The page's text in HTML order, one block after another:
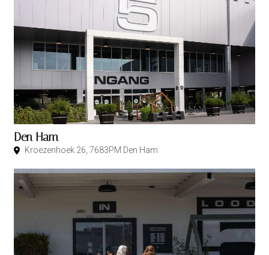
Den Ham
Kroezenhoek 26, 7683PM Den Ham